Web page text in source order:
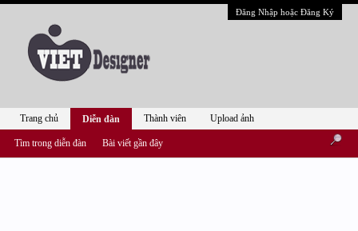
Đăng Nhập hoặc Đăng Ký
Trang chủ Diễn đàn
Tìm trong diễn đàn Bài viết gần đây
Thành viên Upload ảnh